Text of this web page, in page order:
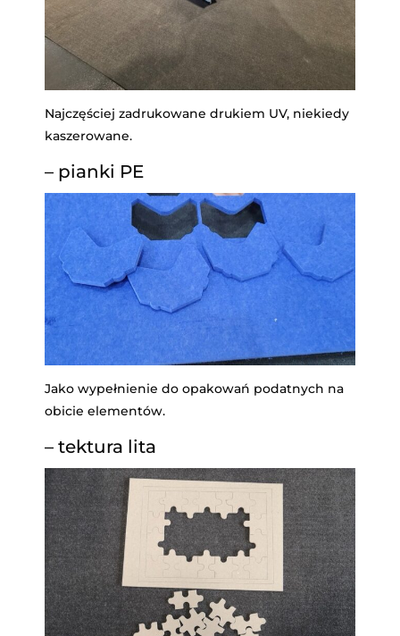
Najczęściej zadrukowane drukiem UV, niekiedy
kaszerowane.
– pianki PE
Jako wypełnienie do opakowań podatnych na
obicie elementów.
– tektura lita